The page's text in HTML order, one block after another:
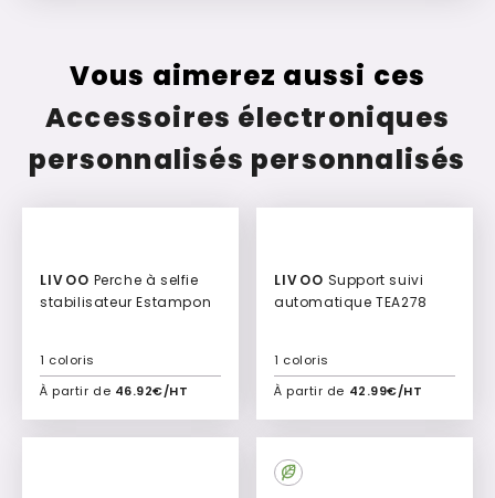
Vous aimerez aussi ces
Accessoires électroniques
personnalisés personnalisés
LIVOO
stabilisateur Estampon
À partir de 46.92€/HT
1 coloris
Ajouter à mon devis
LIVOO
automatique TEA278
À partir de 42.99€/HT
1 coloris
Ajouter à mon devis